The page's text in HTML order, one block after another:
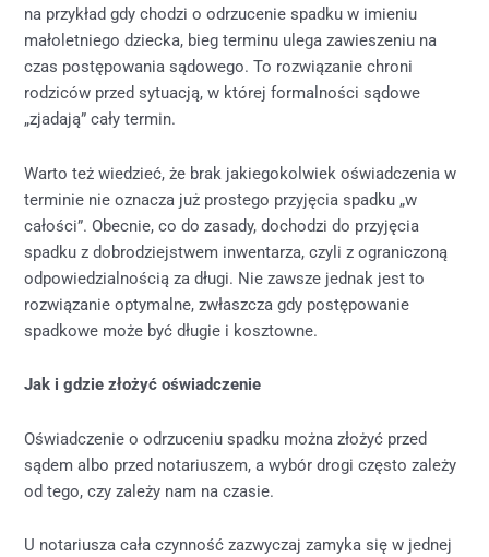
na przykład gdy chodzi o odrzucenie spadku w imieniu
małoletniego dziecka, bieg terminu ulega zawieszeniu na
czas postępowania sądowego. To rozwiązanie chroni
rodziców przed sytuacją, w której formalności sądowe
„zjadają” cały termin.
Warto też wiedzieć, że brak jakiegokolwiek oświadczenia w
terminie nie oznacza już prostego przyjęcia spadku „w
całości”. Obecnie, co do zasady, dochodzi do przyjęcia
spadku z dobrodziejstwem inwentarza, czyli z ograniczoną
odpowiedzialnością za długi. Nie zawsze jednak jest to
rozwiązanie optymalne, zwłaszcza gdy postępowanie
spadkowe może być długie i kosztowne.
Jak i gdzie złożyć oświadczenie
Oświadczenie o odrzuceniu spadku można złożyć przed
sądem albo przed notariuszem, a wybór drogi często zależy
od tego, czy zależy nam na czasie.
U notariusza cała czynność zazwyczaj zamyka się w jednej